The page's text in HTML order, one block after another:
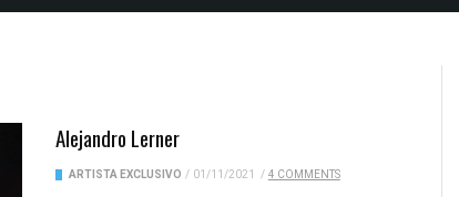
Alejandro Lerner
ARTISTA EXCLUSIVO / 01/11/2021 / 4 COMMENTS